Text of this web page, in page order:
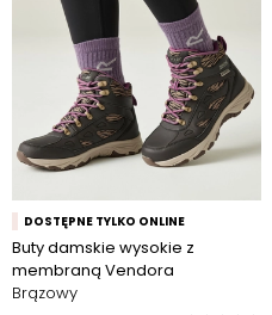
DOSTĘPNE TYLKO ONLINE
Buty damskie wysokie z
membraną Vendora
Brązowy